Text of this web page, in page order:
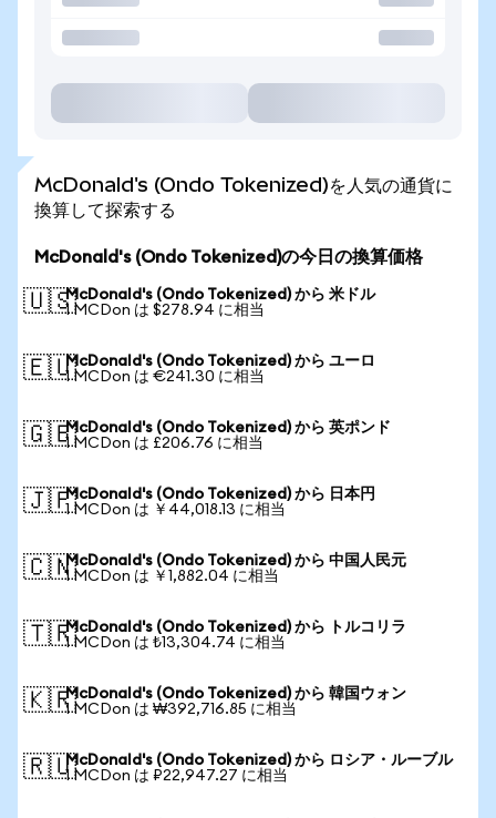
McDonald's (Ondo Tokenized)を人気の通貨に
換算して探索する
McDonald's (Ondo Tokenized)の今日の換算価格
🇺🇸McDonald's (Ondo Tokenized) から 米ドル
1 MCDon は $278.94 に相当
🇪🇺McDonald's (Ondo Tokenized) から ユーロ
1 MCDon は €241.30 に相当
🇬🇧McDonald's (Ondo Tokenized) から 英ポンド
1 MCDon は £206.76 に相当
🇯🇵McDonald's (Ondo Tokenized) から 日本円
1 MCDon は ￥44,018.13 に相当
🇨🇳McDonald's (Ondo Tokenized) から 中国人民元
1 MCDon は ￥1,882.04 に相当
🇹🇷McDonald's (Ondo Tokenized) から トルコリラ
1 MCDon は ₺13,304.74 に相当
🇰🇷McDonald's (Ondo Tokenized) から 韓国ウォン
1 MCDon は ₩392,716.85 に相当
🇷🇺McDonald's (Ondo Tokenized) から ロシア・ルーブル
1 MCDon は ₽22,947.27 に相当